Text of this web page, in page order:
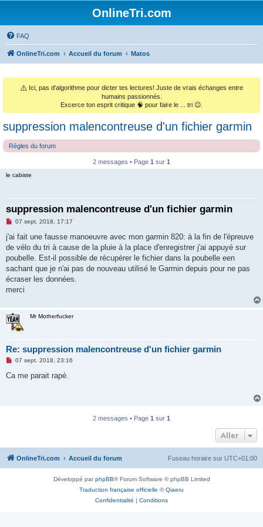
OnlineTri.com
FAQ
OnlineTri.com Accueil du forum Matos
⚠️ Ici, pas d'algorithme pour dicter tes lectures! Juste de vrais échanges entre
humains passionnés.
Excerce ton esprit critique 🧠 pour faire le ... tri 😉.
suppression malencontreuse d'un fichier garmin
Règles du forum
2 messages • Page 1 sur 1
le cabiste
suppression malencontreuse d'un fichier garmin
M
s
a
g
n
o
l
07 sept. 2018, 17:17
j'ai fait une fausse manoeuvre avec mon garmin 820: à la fin de l'épreuve
de vélo du tri à cause de la pluie à la place d'enregistrer j'ai appuyé sur
poubelle. Est-il possible de récupérer le fichier dans la poubelle een
sachant que je n'ai pas de nouveau utilisé le Garmin depuis pour ne pas
écraser les données.
merci
Mr Motherfucker
Re: suppression malencontreuse d'un fichier garmin
M
s
07 sept. 2018, 23:16
Ca me parait rapé.
2 messages • Page 1 sur 1
Aller
OnlineTri.com Accueil du forum Fuseau horaire sur UTC+01:00
Développé parphpBB® Forum Software © phpBB Limited
Traduction française officielle ©Qiaeru
Confidentialité | Conditions